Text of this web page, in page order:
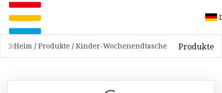
Heim / Produkte / Kinder-Wochenendtasche Produkte